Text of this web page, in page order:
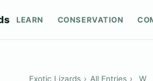
LEARN CONSERVATION
Exotic Lizards › All Entries › W